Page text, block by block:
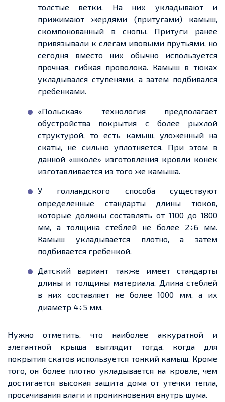
толстые ветки. На них укладывают и
прижимают жердями (притугами) камыш,
скомпонованный в снопы. Притуги ранее
привязывали к слегам ивовыми прутьями, но
сегодня вместо них обычно используется
прочная, гибкая проволока. Камыш в тюках
укладывался ступенями, а затем подбивался
гребенками.
«Польская» технология предполагает
обустройства покрытия с более рыхлой
структурой, то есть камыш, уложенный на
скаты, не сильно уплотняется. При этом в
данной «школе» изготовления кровли конек
изготавливается из того же камыша.
У голландского способа существуют
определенные стандарты длины тюков,
которые должны составлять от 1100 до 1800
мм, а толщина стеблей не более 2÷6 мм.
Камыш укладывается плотно, а затем
подбивается гребенкой.
Датский вариант также имеет стандарты
длины и толщины материала. Длина стеблей
в них составляет не более1000 мм, а их
диаметр 4÷5 мм.
Нужно отметить, что наиболее аккуратнойи
элегантной крыша выглядит тогда, когда для
покрытия скатов используется тонкий камыш. Кроме
того, он более плотно укладывается на кровле, чем
достигается высокая защита дома от утечки тепла,
просачивания влаги и проникновения внутрь шума.